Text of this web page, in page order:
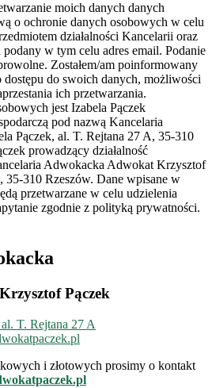
moich danych danych
o ochronie danych osobowych w celu
działalności Kancelarii oraz
w tym celu adres email. Podanie
Zostałem/am poinformowany
dostępu do swoich danych, możliwości
ich przetwarzania.
jest Izabela Pączek
pod nazwą Kancelaria
Pączek, al. T. Rejtana 27 A, 35-310
prowadzący działalność
Adwokacka Adwokat Krzysztof
35-310 Rzeszów. Dane wpisane w
przetwarzane w celu udzielenia
zgodnie z polityką prywatności.
Pączek
T. Rejtana 27 A
i złotowych prosimy o kontakt